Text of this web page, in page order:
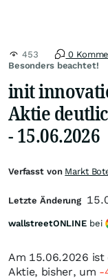
Besonders beachtet!
453 0
init
Aktie
- 15.06.2026
Am 15.06.2026
Aktie, bisher, um -
Verfasst von Markt
Letzte Änderung
wallstreetONLINE bei